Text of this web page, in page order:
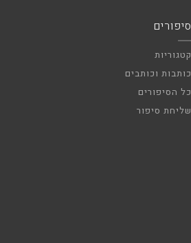
סיפורים
קטגוריות
כותבות וכותבים
כל הסיפורים
שליחת סיפור